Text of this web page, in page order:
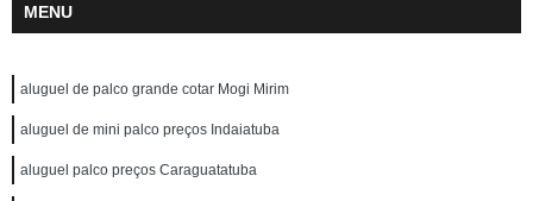
MENU
aluguel de palco grande cotar Mogi Mirim
aluguel de mini palco preços Indaiatuba
aluguel palco preços Caraguatatuba